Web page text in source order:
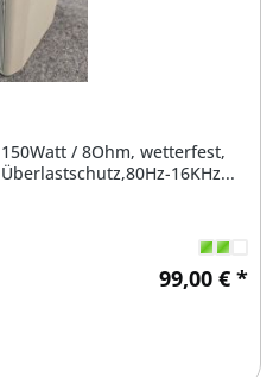
/ 8Ohm, wetterfest,
16KHz...
99,00 € *